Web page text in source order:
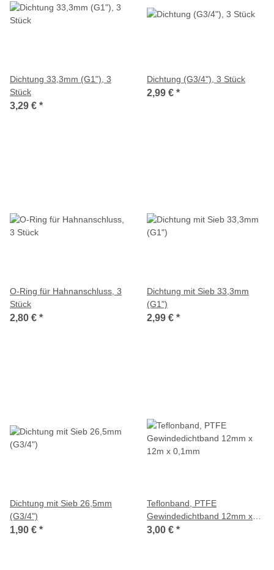
Dichtung 33,3mm (G1"), 3
Stück
3,29 € *
Dichtung (G3/4"), 3 Stück
2,99 € *
O-Ring für Hahnanschluss, 3
Stück
2,80 € *
Dichtung mit Sieb 33,3mm
(G1")
2,99 € *
Dichtung mit Sieb 26,5mm
(G3/4")
1,90 € *
Teflonband, PTFE
Gewindedichtband 12mm x
12m x 0,1mm
3,00 € *